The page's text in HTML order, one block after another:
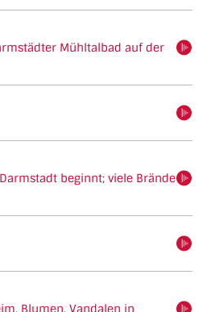
Mühltalbad auf der
hören
beginnt; viele Brände
hören
Blumen, Vandalen in